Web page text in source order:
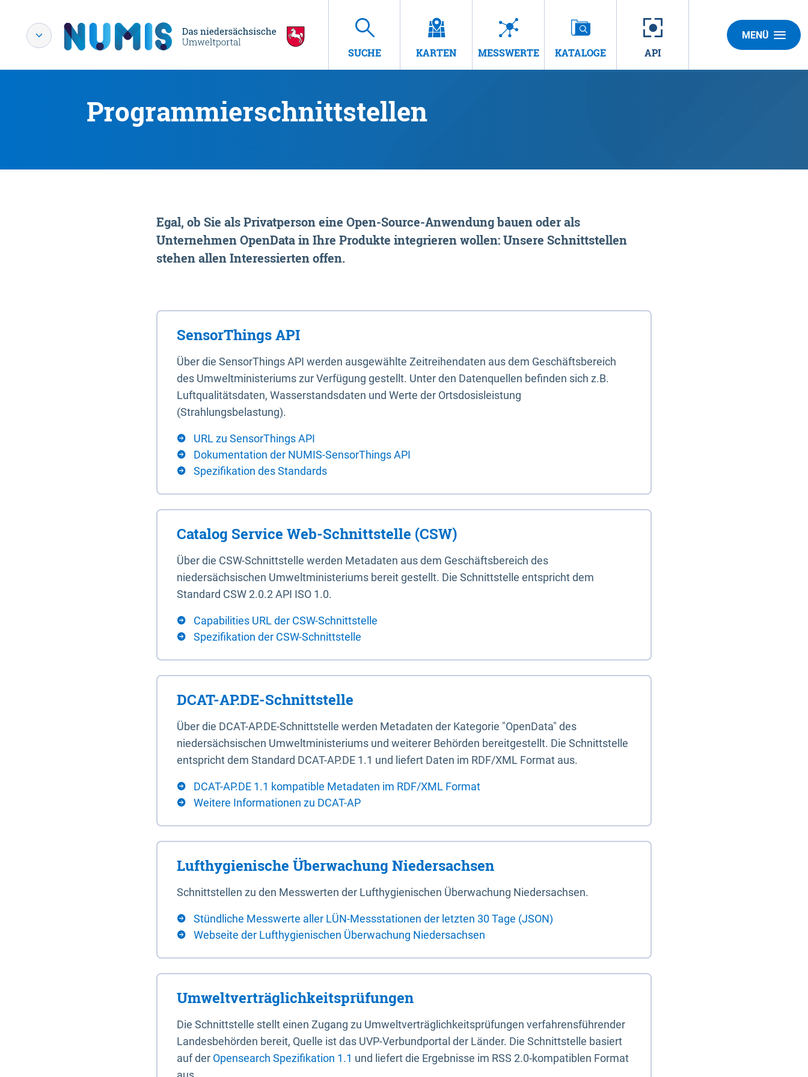
SUCHE KARTEN MESSWERTE KATALOGE API
MENÜ
Programmierschnittstellen
Egal, ob Sie als Privatperson eine Open-Source-Anwendung bauen oder als
Unternehmen OpenData in Ihre Produkte integrieren wollen: Unsere Schnittstellen
stehen allen Interessierten offen.
SensorThings API
Über die SensorThings API werden ausgewählte Zeitreihendaten aus dem Geschäftsbereich
des Umweltministeriums zur Verfügung gestellt. Unter den Datenquellen befinden sich z.B.
Luftqualitätsdaten, Wasserstandsdaten und Werte der Ortsdosisleistung
(Strahlungsbelastung).
URL zu SensorThings API
Dokumentation der NUMIS-SensorThings API
Spezifikation des Standards
Catalog Service Web-Schnittstelle (CSW)
Über die CSW-Schnittstelle werden Metadaten aus dem Geschäftsbereich des
niedersächsischen Umweltministeriums bereit gestellt. Die Schnittstelle entspricht dem
Standard CSW 2.0.2 API ISO 1.0.
Capabilities URL der CSW-Schnittstelle
Spezifikation der CSW-Schnittstelle
DCAT-AP.DE-Schnittstelle
Über die DCAT-AP.DE-Schnittstelle werden Metadaten der Kategorie "OpenData" des
niedersächsischen Umweltministeriums und weiterer Behörden bereitgestellt. Die Schnittstelle
entspricht dem Standard DCAT-AP.DE 1.1 und liefert Daten im RDF/XML Format aus.
DCAT-AP.DE 1.1 kompatible Metadaten im RDF/XML Format
Weitere Informationen zu DCAT-AP
Lufthygienische Überwachung Niedersachsen
Schnittstellen zu den Messwerten der Lufthygienischen Überwachung Niedersachsen.
Stündliche Messwerte aller LÜN-Messstationen der letzten 30 Tage (JSON)
Webseite der Lufthygienischen Überwachung Niedersachsen
Umweltverträglichkeitsprüfungen
Die Schnittstelle stellt einen Zugang zu Umweltverträglichkeitsprüfungen verfahrensführender
Landesbehörden bereit, Quelle ist das UVP-Verbundportal der Länder. Die Schnittstelle basiert
auf der Opensearch Spezifikation 1.1 und liefert die Ergebnisse im RSS 2.0-kompatiblen Format